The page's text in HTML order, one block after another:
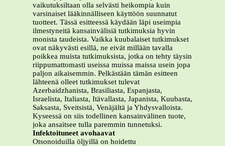
vaikutuksiltaan olla selvästi heikompia kuin
varsinaiset lääkinnälliseen käyttöön suunnatut
tuotteet. Tässä esitteessä käydään läpi useimpia
ilmestyneitä kansainvälisiä tutkimuksia hyvin
monista taudeista. Vaikka kuubalaiset tutkimukset
ovat näkyvästi esillä, ne eivät millään tavalla
poikkea muista tutkimuksista, jotka on tehty täysin
riippumattomasti useissa muissa maissa usein jopa
paljon aikaisemmin. Pelkästään tämän esitteen
lähteenä olleet tutkimukset tulevat
Azerbaidzhanista, Brasiliasta, Espanjasta,
Israelista, Italiasta, Itävallasta, Japanista, Kuubasta,
Saksasta, Sveitsistä, Venäjältä ja Yhdysvalloista.
Kyseessä on siis todellinen kansainvälinen tuote,
joka ansaitsee tulla paremmin tunnetuksi.
Infektoituneet avohaavat
Otsonoiduilla öljyillä on hoidettu